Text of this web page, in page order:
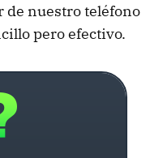
de nuestro teléfono
pero efectivo.